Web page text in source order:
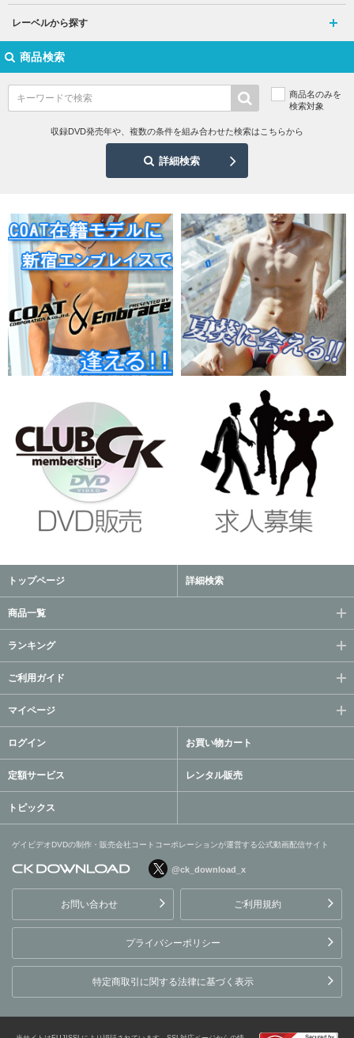
レーベルから探す
商品検索
商品名のみを
検索対象
収録DVD発売年や、複数の条件を組み合わせた検索はこちらから
詳細検索
トップページ 詳細検索
商品一覧
ランキング
ご利用ガイド
マイページ
ログイン お買い物カート
定額サービス レンタル販売
トピックス
ゲイビデオDVDの制作・販売会社コートコーポレーションが運営する公式動画配信サイト
ョンが運営する公式動画配
信サイト
@ck_download_x
お問い合わせ ご利用規約
プライバシーポリシー
特定商取引に関する法律に基づく表示